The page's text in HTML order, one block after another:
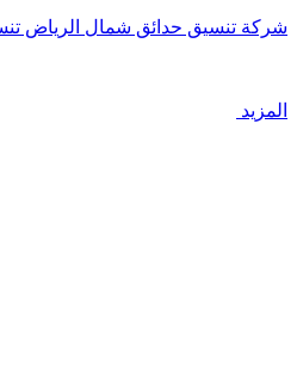
شركة تنسيق حدائق شمال الرياض
المزيد